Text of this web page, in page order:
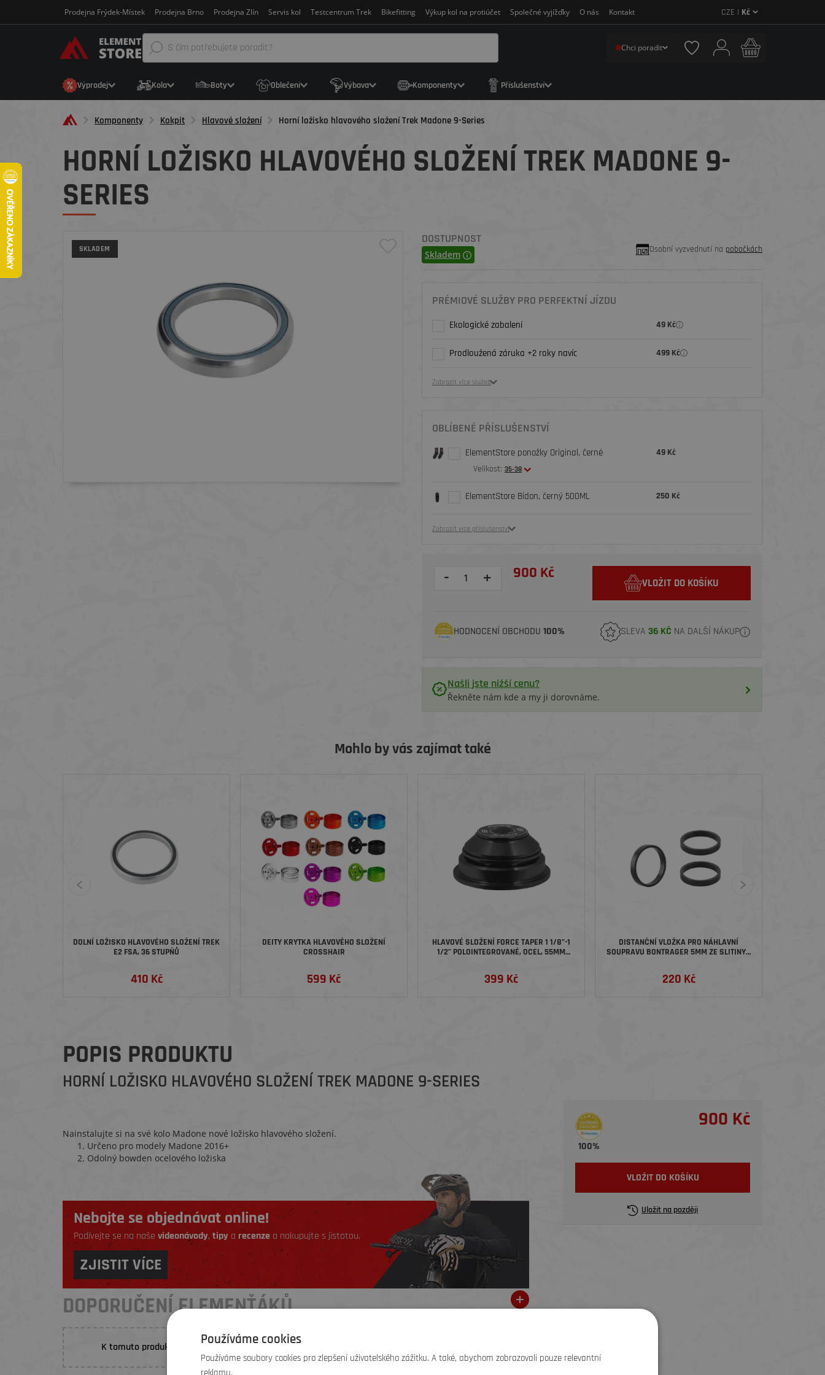
Prodejna Frýdek-Místek Prodejna Brno Prodejna Zlín Servis kol Testcentrum Trek Bikefitting Výkup kol na protiúčet Společné vyjížďky O nás Kontakt CZE | Kč
Chci poradit
Výprodej Kola Boty Oblečení Výbava Komponenty Příslušenství
Komponenty Kokpit Hlavové složení Horní ložisko hlavového složení Trek Madone 9-Series
HORNÍ LOŽISKO HLAVOVÉHO SLOŽENÍ TREK MADONE 9-
SERIES
SKLADEM
DOSTUPNOST
Skladem Osobní vyzvednutí na pobočkách
PRÉMIOVÉ SLUŽBY PRO PERFEKTNÍ JÍZDU
Ekologické zabalení 49 Kč
Prodloužená záruka +2 roky navíc 499 Kč
Zobrazit více služeb
OBLÍBENÉ PŘÍSLUŠENSTVÍ
ElementStore ponožky Original, černé
Velikost: 35-38
49 Kč
ElementStore Bidon, černý 500ML 250 Kč
Zobrazit více příslušenství
- + 900 Kč
VLOŽIT DO KOŠÍKU
HODNOCENÍ OBCHODU 100% SLEVA 36 KČ NA DALŠÍ NÁKUP
Našli jste nižší cenu?
Řekněte nám kde a my ji dorovnáme.
Mohlo by vás zajímat také
DOLNÍ LOŽISKO HLAVOVÉHO SLOŽENÍ TREK
E2 FSA, 36 STUPŇŮ
410 Kč
DEITY KRYTKA HLAVOVÉHO SLOŽENÍ
CROSSHAIR
599 Kč
HLAVOVÉ SLOŽENÍ FORCE TAPER 1 1/8"-1
1/2" POLOINTEGROVANÉ, OCEL, 55MM
399 Kč
DISTANČNÍ VLOŽKA PRO NÁHLAVNÍ
SOUPRAVU BONTRAGER 5MM ZE SLITINY –
220 Kč
POPIS PRODUKTU
HORNÍ LOŽISKO HLAVOVÉHO SLOŽENÍ TREK MADONE 9-SERIES
Nainstalujte si na své kolo Madone nové ložisko hlavového složení.
Určeno pro modely Madone 2016+
Odolný bowden ocelového ložiska
Nebojte se objednávat online!
Podívejte se na naše videonávody, tipy a recenze a nakupujte s jistotou.
ZJISTIT VÍCE
DOPORUČENÍ ELEMENŤÁKŮ
K tomuto produktu nebylo prozatím vloženo žádné hodnocení. Buďte první, kdo
100%
900 Kč
VLOŽIT DO KOŠÍKU
Uložit na později
Používáme cookies
Používáme soubory cookies pro zlepšení uživatelského zážitku. A také, abychom zobrazovali pouze relevantní